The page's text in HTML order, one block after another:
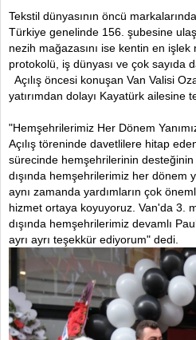
Tekstil dünyasının öncü
Türkiye genelinde 156. şubesine
nezih mağazasını ise kentin en işlek
protokolü, iş dünyası ve çok sayıda
Açılış öncesi konuşan Van Valisi
yatırımdan dolayı Kayatürk ailesine
"Hemşehrilerimiz Her Dönem
Açılış töreninde davetlilere hitap
sürecinde hemşehrilerinin desteğinin
dışında hemşehrilerimiz her dönem
aynı zamanda yardımların çok
hizmet ortaya koyuyoruz. Van'da 3.
dışında hemşehrilerimiz devamlı
ayrı ayrı teşekkür ediyorum" dedi.